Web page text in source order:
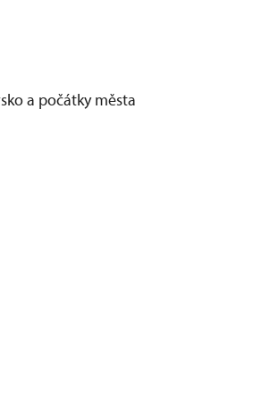
a počátky města